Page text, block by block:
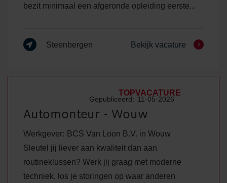
bezit minimaal een afgeronde opleiding eerste...
Steenbergen Bekijk vacature
Gepubliceerd: 11-05-2026
Automonteur - Wouw
TOPVACATURE
Werkgever: BCS Van Loon B.V. in Wouw
Sleutel jij liever aan kwaliteit dan aan
routineklussen? Werk jij graag met moderne
techniek, los je storingen op waar anderen